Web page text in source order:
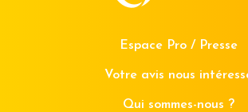
Espace Pro / Presse
Votre avis nous
Qui sommes-nous ?